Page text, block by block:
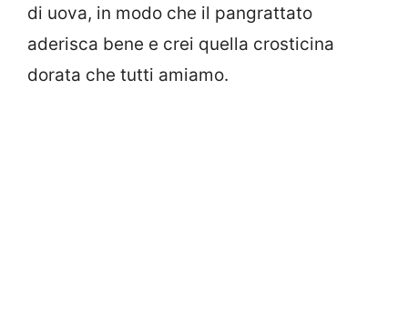
di uova, in modo che il pangrattato
aderisca bene e crei quella crosticina
dorata che tutti amiamo.